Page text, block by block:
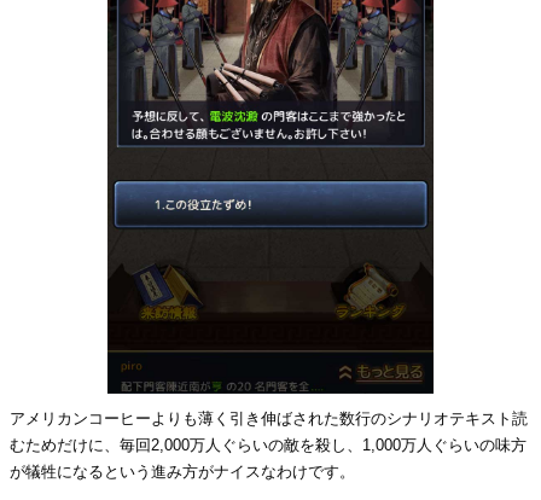
アメリカンコーヒーよりも薄く引き伸ばされた数行のシナリオテキスト読
むためだけに、毎回2,000万人ぐらいの敵を殺し、1,000万人ぐらいの味方
が犠牲になるという進み方がナイスなわけです。